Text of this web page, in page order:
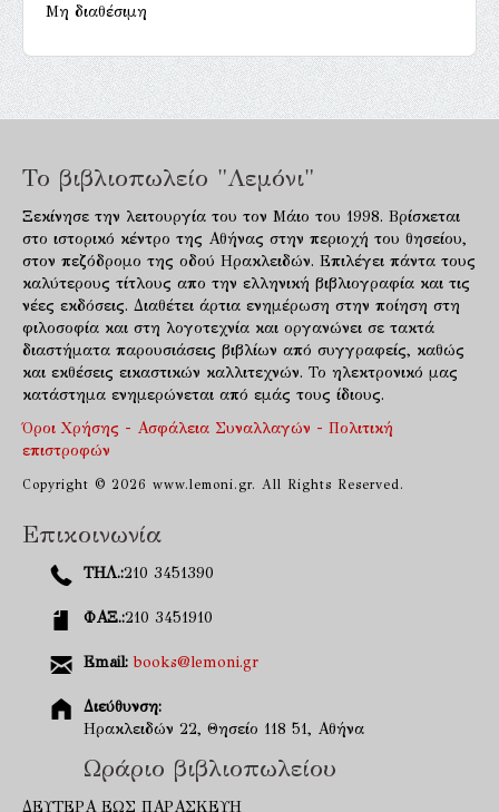
Μη διαθέσιμη
Το βιβλιοπωλείο "Λεμόνι"
Ξεκίνησε την λειτουργία του τον Μάιο του 1998. Βρίσκεται
στο ιστορικό κέντρο της Αθήνας στην περιοχή του θησείου,
στον πεζόδρομο της οδού Ηρακλειδών. Επιλέγει πάντα τους
καλύτερους τίτλους απο την ελληνική βιβλιογραφία και τις
νέες εκδόσεις. Διαθέτει άρτια ενημέρωση στην ποίηση στη
φιλοσοφία και στη λογοτεχνία και οργανώνει σε τακτά
διαστήματα παρουσιάσεις βιβλίων από συγγραφείς, καθώς
και εκθέσεις εικαστικών καλλιτεχνών. Το ηλεκτρονικό μας
κατάστημα ενημερώνεται από εμάς τους ίδιους.
Όροι Χρήσης - Ασφάλεια Συναλλαγών - Πολιτική
επιστροφών
Copyright © 2026 www.lemoni.gr. All Rights Reserved.
Επικοινωνία
ΤΗΛ.:210 3451390
ΦΑΞ.:210 3451910
Email: books@lemoni.gr
Διεύθυνση:
Ηρακλειδών 22, Θησείο 118 51, Αθήνα
Ωράριο βιβλιοπωλείου
ΔΕΥΤΕΡΑ ΕΩΣ ΠΑΡΑΣΚΕΥΗ